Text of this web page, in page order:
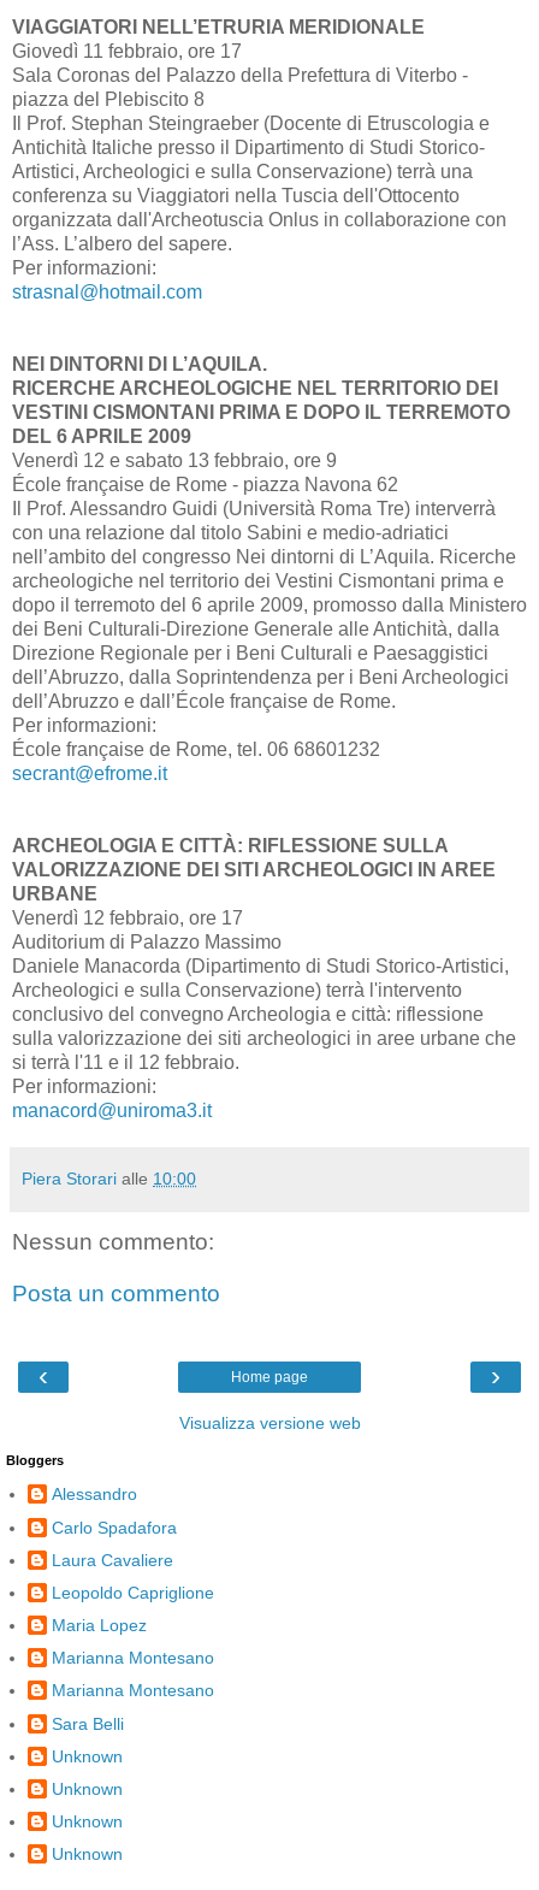
VIAGGIATORI NELL’ETRURIA MERIDIONALE
Giovedì 11 febbraio, ore 17
Sala Coronas del Palazzo della Prefettura di Viterbo -
piazza del Plebiscito 8
Il Prof. Stephan Steingraeber (Docente di Etruscologia e
Antichità Italiche presso il Dipartimento di Studi Storico-
Artistici, Archeologici e sulla Conservazione) terrà una
conferenza su Viaggiatori nella Tuscia dell'Ottocento
organizzata dall'Archeotuscia Onlus in collaborazione con
l’Ass. L’albero del sapere.
Per informazioni:
strasnal@hotmail.com
NEI DINTORNI DI L’AQUILA.
RICERCHE ARCHEOLOGICHE NEL TERRITORIO DEI
VESTINI CISMONTANI PRIMA E DOPO IL TERREMOTO
DEL 6 APRILE 2009
Venerdì 12 e sabato 13 febbraio, ore 9
École française de Rome - piazza Navona 62
Il Prof. Alessandro Guidi (Università Roma Tre) interverrà
con una relazione dal titolo Sabini e medio-adriatici
nell’ambito del congresso Nei dintorni di L’Aquila. Ricerche
archeologiche nel territorio dei Vestini Cismontani prima e
dopo il terremoto del 6 aprile 2009, promosso dalla Ministero
dei Beni Culturali-Direzione Generale alle Antichità, dalla
Direzione Regionale per i Beni Culturali e Paesaggistici
dell’Abruzzo, dalla Soprintendenza per i Beni Archeologici
dell’Abruzzo e dall’École française de Rome.
Per informazioni:
École française de Rome, tel. 06 68601232
secrant@efrome.it
ARCHEOLOGIA E CITTÀ: RIFLESSIONE SULLA
VALORIZZAZIONE DEI SITI ARCHEOLOGICI IN AREE
URBANE
Venerdì 12 febbraio, ore 17
Auditorium di Palazzo Massimo
Daniele Manacorda (Dipartimento di Studi Storico-Artistici,
Archeologici e sulla Conservazione) terrà l'intervento
conclusivo del convegno Archeologia e città: riflessione
sulla valorizzazione dei siti archeologici in aree urbane che
si terrà l'11 e il 12 febbraio.
Per informazioni:
manacord@uniroma3.it
Piera Storari alle 10:00
Nessun commento:
Posta un commento
‹ ›
Home page
Visualizza versione web
Bloggers
Alessandro
Carlo Spadafora
Laura Cavaliere
Leopoldo Capriglione
Maria Lopez
Marianna Montesano
Marianna Montesano
Sara Belli
Unknown
Unknown
Unknown
Unknown